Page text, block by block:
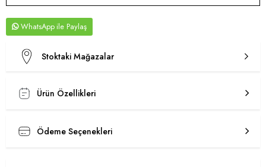
WhatsApp
Stoktaki Mağazalar
Ürün Özellikleri
Ödeme Seçenekleri